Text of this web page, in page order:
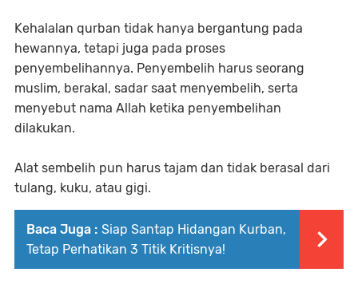
Kehalalan qurban tidak hanya bergantung pada
hewannya, tetapi juga pada proses
penyembelihannya. Penyembelih harus seorang
muslim, berakal, sadar saat menyembelih, serta
menyebut nama Allah ketika penyembelihan
dilakukan.
Alat sembelih pun harus tajam dan tidak berasal dari
tulang, kuku, atau gigi.
Baca Juga : Siap Santap Hidangan Kurban,
Tetap Perhatikan 3 Titik Kritisnya!